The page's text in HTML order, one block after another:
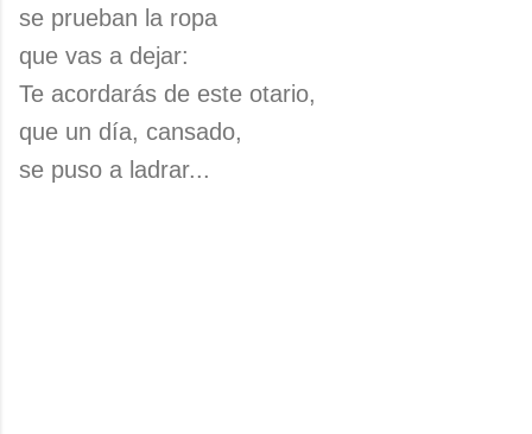
se prueban la ropa
que vas a dejar:
Te acordarás de este otario,
que un día, cansado,
se puso a ladrar...